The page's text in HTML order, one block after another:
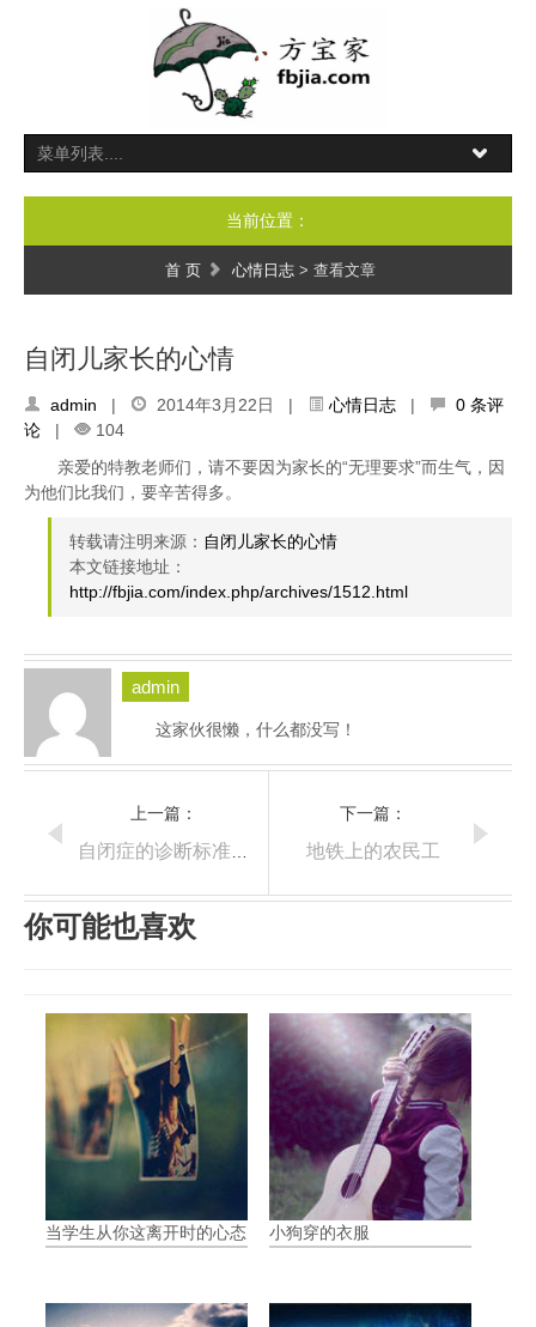
当前位置：
首 页 心情日志> 查看文章
自闭儿家长的心情
admin | 2014年3月22日 | 心情日志 |
0 条评
论 |
104
亲爱的特教老师们，请不要因为家长的“无理要求”而生气，因
为他们比我们，要辛苦得多。
转载请注明来源： 自闭儿家长的心情
本文链接地址：
http://fbjia.com/index.php/archives/1512.html
admin
这家伙很懒，什么都没写！
上一篇：
下一篇：
地铁上的农民工
你可能也喜欢
当学生从你这离开时的心态 小狗穿的衣服